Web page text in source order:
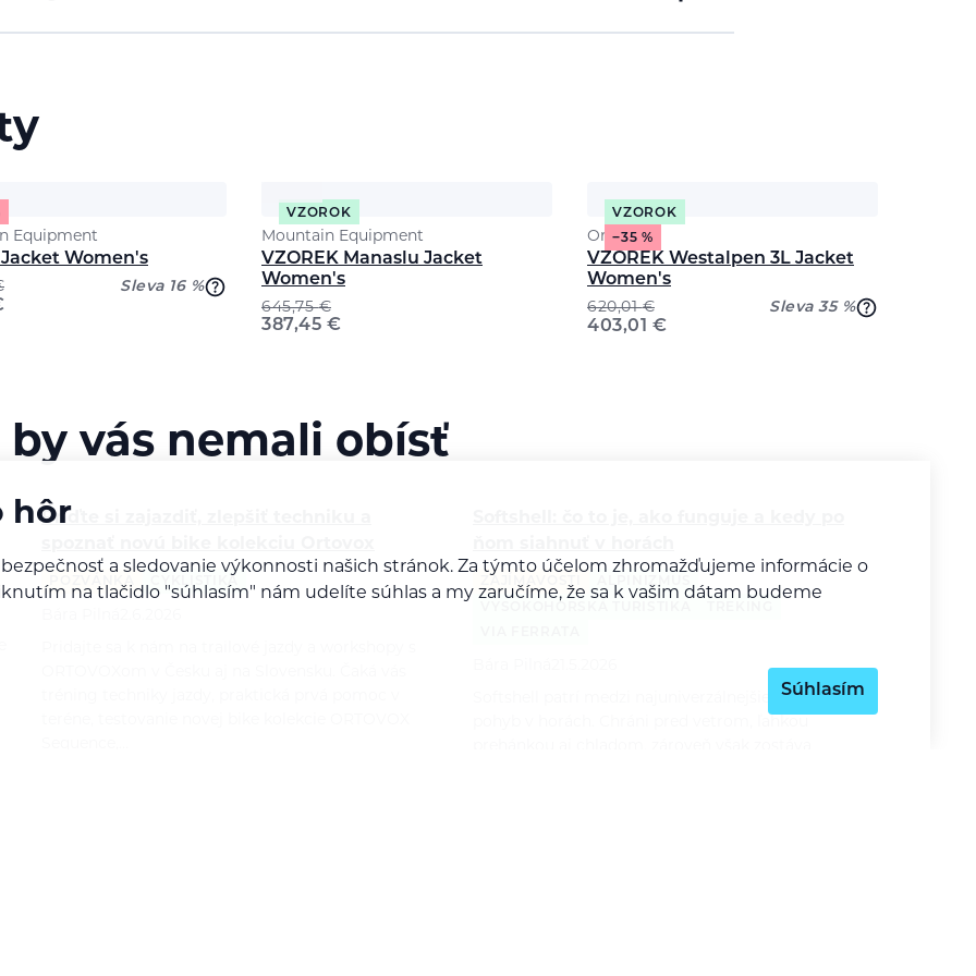
Equipment
Women's
Sleva 16 %
VZOROK
Mountain Equipment
VZOREK Manaslu Jacket
Women's
645,75€
387,45 €
VZOROK
−35 %
Ortovox
VZOREK Westalpen 3L Jacket
Women's
620,01€ Sleva 35 %
403,01 €
vás nemali obísť
Príďte si zajazdiť, zlepšiť techniku a
Softshell patrí medzi najuniverzálnejšie vrstvy na
hôr
a sledovanie výkonnosti našich stránok. Za týmto účelom zhromažďujeme informácie o
na tlačidlo "súhlasím" nám udelíte súhlas a my zaručíme, že sa k vašim dátam budeme
Súhlasím